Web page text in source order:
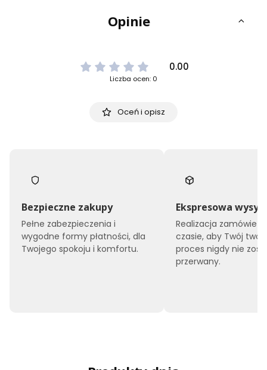
Opinie
0.00
Liczba ocen: 0
Oceń i opisz
Bezpieczne zakupy
Pełne zabezpieczenia i
wygodne formy płatności, dla
Twojego spokoju i komfortu.
Ekspresowa
Realizacja zamówień
czasie, aby Twój
proces nigdy nie
przerwany.